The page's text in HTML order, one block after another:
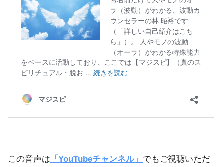
この音声は 「YouTubeチャンネル」 でもご視聴いただ